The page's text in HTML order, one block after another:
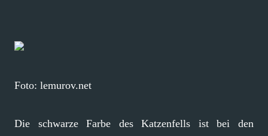
Foto: lemurov.net
Die schwarze Farbe des Katzenfells ist bei den